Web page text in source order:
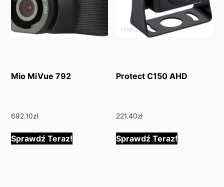
Mio MiVue 792
692.10zł
Sprawdź Teraz!
Protect C150 AHD
221.40zł
Sprawdź Teraz!